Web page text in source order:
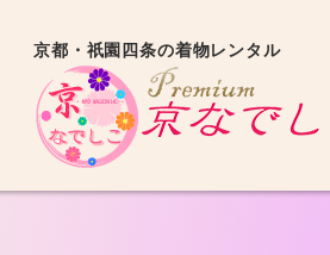
京都・祇園四条の着物レンタル